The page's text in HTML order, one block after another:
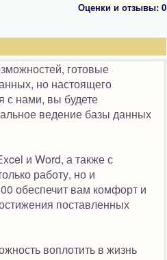
Оценки и отзывы: 0
готовые
но настоящего
с нами, вы будете
ведение базы данных
и Word, а также с
работу, но и
обеспечит вам комфорт и
поставленных
воплотить в жизнь